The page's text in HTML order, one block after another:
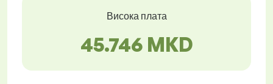
Висока плата
45.746 MKD